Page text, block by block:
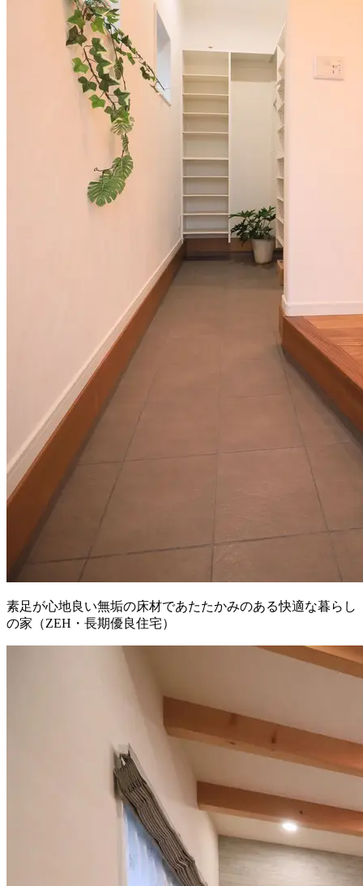
素足が心地良い無垢の床材であたたかみのある快適な暮らし
の家（ZEH・長期優良住宅）